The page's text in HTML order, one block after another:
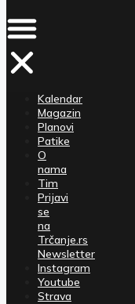
Kalendar
Magazin
Planovi
Patike
O
nama
Tim
Prijavi
se
na
Trčanje.rs
Newsletter
Instagram
Youtube
Strava